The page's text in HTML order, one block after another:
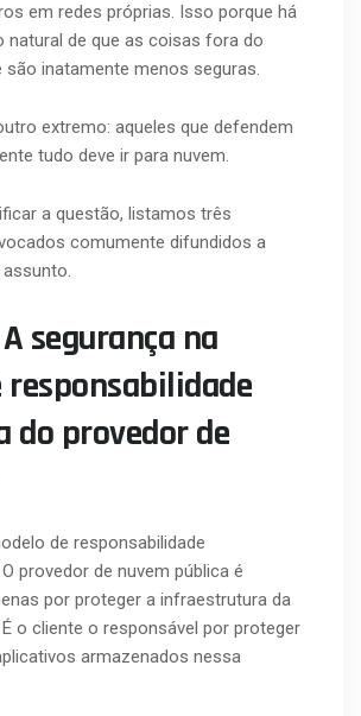
em redes próprias. Isso porque há
natural de que as coisas fora do
inatamente menos seguras.
extremo: aqueles que defendem
tudo deve ir para nuvem.
a questão, listamos três
comumente difundidos a
segurança na
responsabilidade
do provedor de
de responsabilidade
provedor de nuvem pública é
por proteger a infraestrutura da
o cliente o responsável por proteger
armazenados nessa